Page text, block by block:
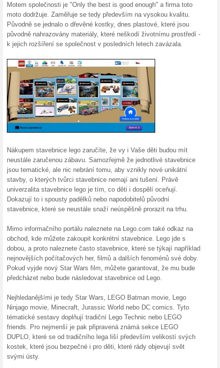
Aktuální slevy a
Získej odměny s
100% fungovalo Akce
Získej body za nákupy v
Odemkni slevy a zážitky jen
dalšího. Využij měsíční
Doprava zdarma pro
100% fungovalo Akce
Objednejte si v internetovém
nemusíte platit za dopravu.
Lego a nakupte výhodně